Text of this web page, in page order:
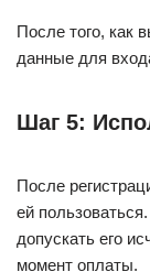
После того, как
данные для
Шаг 5:
После
ей
допускать его
момент оплаты.